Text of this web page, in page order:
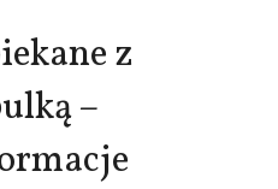
z
–